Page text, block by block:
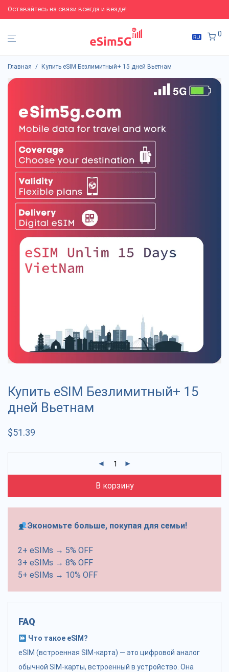
Оставайтесь на связи всегда и везде!
0
Главная / Купить eSIM Безлимитный+ 15 дней Вьетнам
Купить eSIM Безлимитный+ 15
дней Вьетнам
$51.39
В корзину
Экономьте больше, покупая для семьи!
2+ eSIMs → 5% OFF
3+ eSIMs → 8% OFF
5+ eSIMs → 10% OFF
FAQ
Что такое eSIM?
eSIM (встроенная SIM-карта) — это цифровой аналог
обычной SIM-карты, встроенный в устройство. Она